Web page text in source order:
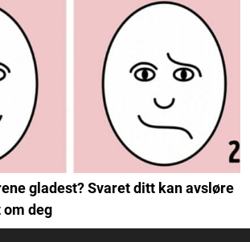
gladest? Svaret ditt kan avsløre
deg